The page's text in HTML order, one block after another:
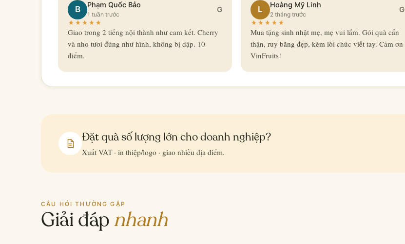
B Phạm Quốc Bảo
1 tuần trước
G
Giao trong 2 tiếng nội thành như cam kết. Cherry
và nho tươi đúng như hình, không bị dập. 10
điểm.
L Hoàng Mỹ Linh
2 tháng trước
G
Mua tặng sinh nhật mẹ, mẹ vui lắm. Gói quà cẩn
thận, ruy băng đẹp, kèm lời chúc viết tay. Cảm ơn
VinFruits!
Đặt quà số lượng lớn cho doanh nghiệp?
Xuất VAT · in thiệp/logo · giao nhiều địa điểm.
CÂU HỎI THƯỜNG GẶP
Giải đápnhanh